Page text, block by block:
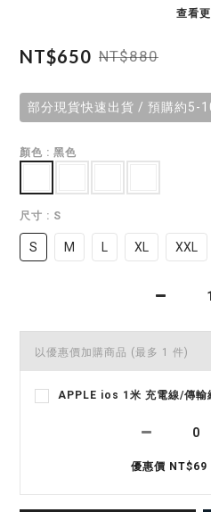
查看
NT$650 NT$880
部分現貨快速出貨 / 預購約5-
顏色 : 黑色
尺寸 : S
S M L XL XXL
以優惠價加購商品 (最多 1 件)
APPLE ios 1米 充電線/傳輸
優惠價 NT$69